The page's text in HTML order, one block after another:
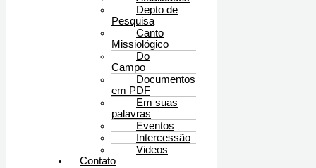
Depto de
Pesquisa
Canto
Missiológico
Do
Campo
Documentos
em PDF
Em suas
palavras
Eventos
Intercessão
Videos
Contato